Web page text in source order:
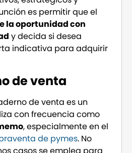
es permitir que el
la oportunidad con
y decida si desea
indicativa para adquirir
de venta
de venta es un
con frecuencia como
, especialmente en el
de pymes. No